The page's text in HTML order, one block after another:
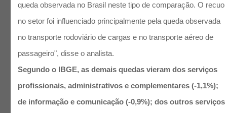
queda observada no Brasil neste tipo de comparação. O recuo
no setor foi influenciado principalmente pela queda observada
no transporte rodoviário de cargas e no transporte aéreo de
passageiro", disse o analista.
Segundo o IBGE, as demais quedas vieram dos serviços
profissionais, administrativos e complementares (-1,1%);
de informação e comunicação (-0,9%); dos outros serviços